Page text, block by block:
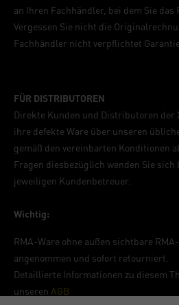
an Ihren Fachhändler, bei dem Sie das
Vergessen Sie nicht die
Fachhändler nicht verpflichtet
FÜR DISTRIBUTOREN
Direkte Kunden und Distributoren der
ihre defekte Ware über unseren
gemäß den vereinbarten Konditionen
Fragen diesbezüglich wenden Sie
jeweiligen Kundenbetreuer.
Wichtig:
RMA-Ware ohne außen sichtbare
angenommen und sofort retourniert.
Detaillierte Informationen zu diesem
unseren AGB